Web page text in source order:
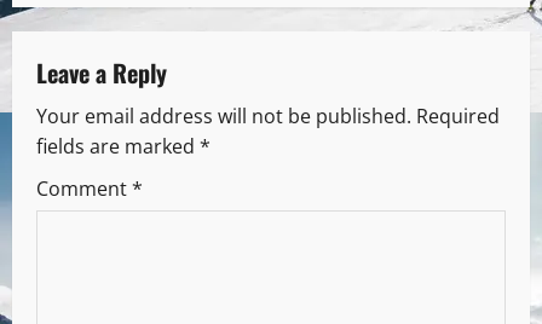
Leave a Reply
Your email address will not be published. Required
fields are marked *
Comment*